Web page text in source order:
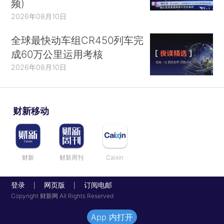
频)
2026年08月10日
全球最快动车组CR450列车完
成60万公里运用考核
2026年08月10日
财新移动
财新 财新周刊 Caixin
登录 网页版 订阅电邮
Copyright 财新网 All Rights Reserved
App 内打开